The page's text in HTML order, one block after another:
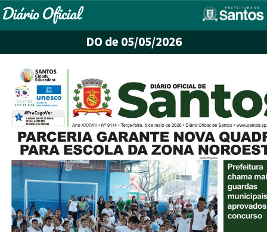
DOde 05/05/2026